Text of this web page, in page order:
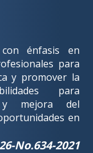
énfasis en
para
y promover la
para
y mejora del
en
No.634-2021